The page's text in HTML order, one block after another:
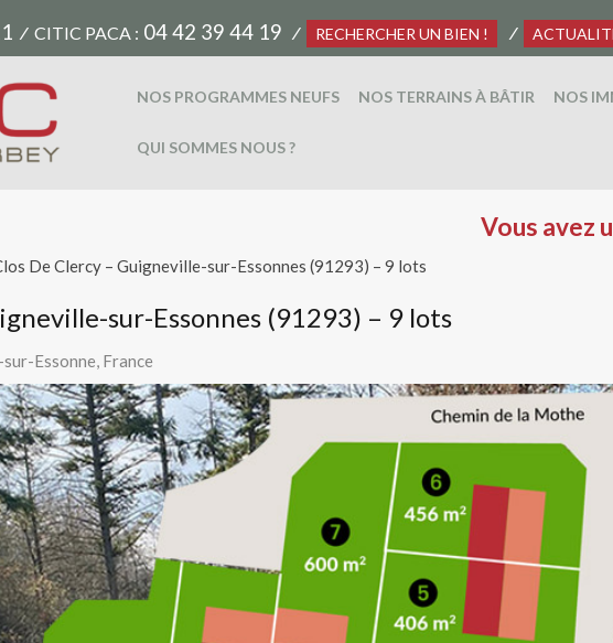
NOS PROGRAMMES NEUFS NOS TERRAINS À BÂTIR NOS
QUI SOMMES NOUS ?
Vous avez un terrain à
De Clercy – Guigneville-sur-Essonnes (91293) – 9 lots
sur-Essonnes (91293) – 9 lots
Essonne, France
⁄ CITIC PACA : 04 42 39 44 19 ⁄ RECHERCHER UN BIEN ! ⁄